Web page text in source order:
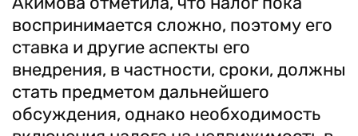
воспринимается сложно, поэтому его
ставка и другие аспекты его
внедрения, в частности, сроки, должны
стать предметом дальнейшего
обсуждения, однако необходимость